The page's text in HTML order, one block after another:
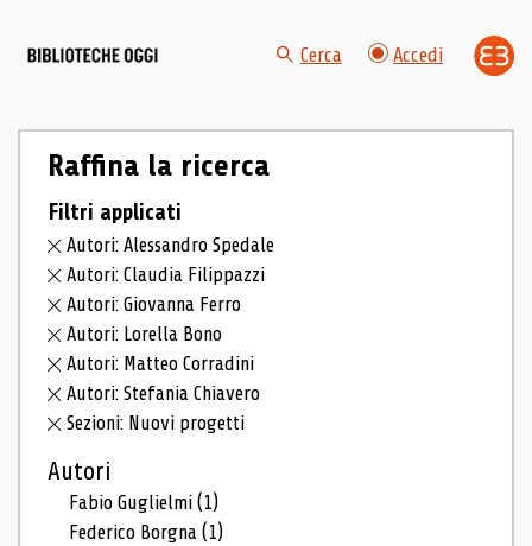
Cerca Accedi
Raffina la ricerca
Filtri applicati
Autori: Alessandro Spedale
Autori: Claudia Filippazzi
Autori: Giovanna Ferro
Autori: Lorella Bono
Autori: Matteo Corradini
Autori: Stefania Chiavero
Sezioni: Nuovi progetti
Autori
Fabio Guglielmi(1)
Federico Borgna(1)